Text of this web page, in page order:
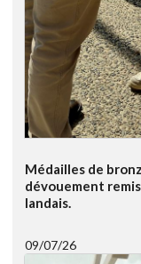
Médailles de
dévouement
landais.
09/07/26